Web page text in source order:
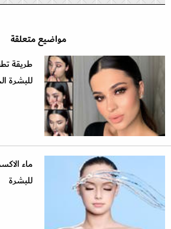
مواضيع متعلقة
طريقة
للبشرة
ماء
للبشرة